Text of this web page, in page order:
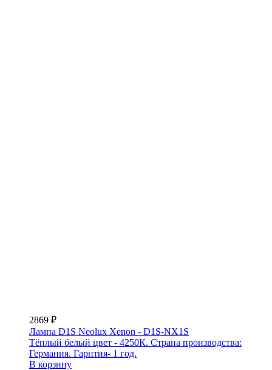
2869 ₽
Лампа D1S Neolux Xenon - D1S-NX1S
Тёплый белый цвет - 4250К. Страна производства:
Германия. Гарнтия- 1 год.
В корзину